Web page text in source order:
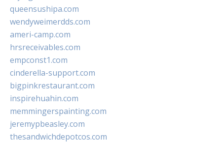
queensushipa.com
wendyweimerdds.com
ameri-camp.com
hrsreceivables.com
empconst1.com
cinderella-support.com
bigpinkrestaurant.com
inspirehuahin.com
memmingerspainting.com
jeremypbeasley.com
thesandwichdepotcos.com